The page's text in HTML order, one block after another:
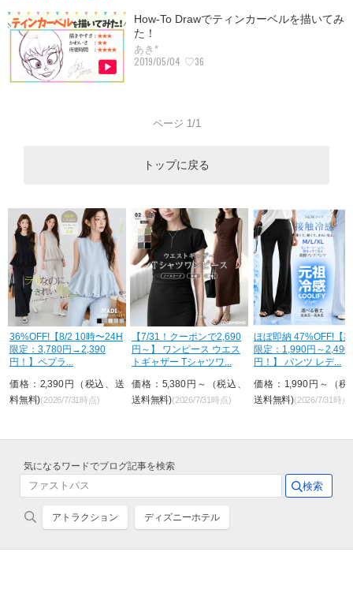
How-To Drawでティンカーベルを描いてみ
た！
あき*
2019/05/04 ♡36
ページ 1/1
トップに戻る
36%OFF!【8/2 10時〜24H
限定：3,780円→2,390
円！】ペプラ...
価格：2,390円（税込、送
料無料)(2026/7/31時点)
【7/31！クーポンで2,690
円～】 ワンピース ウエス
トギャザー Tシャツワ...
価格：5,380円～（税込、
送料無料)(2026/7/31時点)
ほぼ即納 47%OFF!【期
限定：1,990円～2,490
円！】 パンツ レデ...
価格：1,990円～（税
送料無料)(2026/7/31時点)
気になるワードでブログ記事を検索
アトラクション ディズニーホテル